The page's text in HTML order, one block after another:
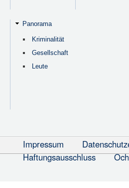
Panorama
Kriminalität
Gesellschaft
Leute
Impressum
Haftungsausschluss